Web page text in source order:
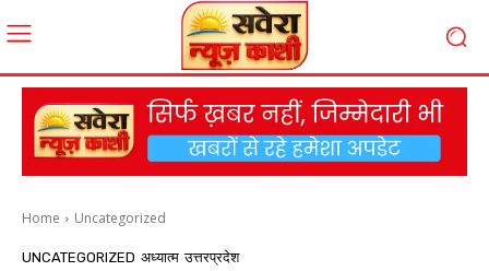
Home Uncategorized
UNCATEGORIZED अध्यात्म उत्तरप्रदेश